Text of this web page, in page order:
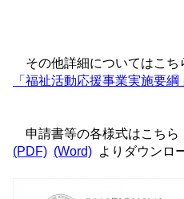
その他詳細についてはこち
「福祉活動応援事業実施要綱
申請書等の各様式はこちら
(PDF) (Word) よりダウンロ